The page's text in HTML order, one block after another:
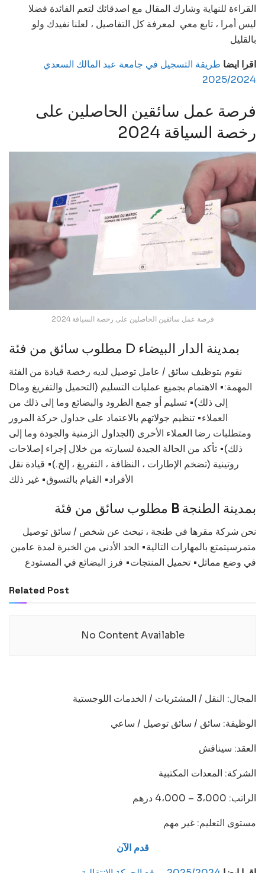
القراءة للنهاية وشارك المقال مع اصدقائك لتعم الفائدة فضلا
ليس أمرا ، تابع معي لمعرفة كل التفاصيل ، لعلنا نفيدك ولو
بالقليل
اقرا ايضا طريقة التسجيل في جامعة عبد المالك السعدي
2025/2024
فرصة عمل سائقين الحاصلين على
رخصة السياقة 2024
فرصة عمل سائقين الحاصلين على رخصة السياقة 2024
مطلوب سائق من فئة D بمدينة الدار البيضاء
نقوم بتوظيف سائق / عامل توصيل لديه رخصة قيادة من الفئة
Dالمهمة:• الاهتمام بجميع عمليات التسليم (التحميل والتفريغ وما
إلى ذلك)• تسليم أو جمع الطرود والبضائع وما إلى ذلك من
العملاء• تنظيم جولاتهم بالاعتماد على جداول حركة المرور
ومتطلبات رضا العملاء الأخرى (الجداول الزمنية والجودة وما إلى
ذلك)• تأكد من الحالة الجيدة لسيارته من خلال إجراء إصلاحات
روتينية (تضخم الإطارات ، النظافة ، التفريغ ، إلخ.)• قيادة نقل
الأفراد• القيام بالتسوق• غير ذلك
B بمدينة الطنجة
نحن شركة مقرها في طنجة ، نبحث عن شخص / سائق توصيل
متمرسيتمتع بالمهارات التالية• الحد الأدنى من الخبرة لمدة عامين
في وضع مماثل• تحميل المنتجات• فرز البضائع في المستودع
Related Post
No Content Available
المجال: النقل / المشتريات / الخدمات اللوجستية
الوظيفة: سائق / سائق توصيل / ساعي
العقد: سيناقش
الشركة: المعدات المكتبية
الراتب: 3،000 – 4،000 درهم
مستوى التعليم: غير مهم
قدم الآن